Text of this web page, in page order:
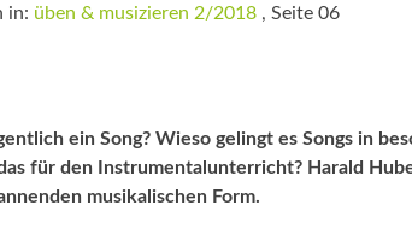
in: üben & musizieren 2/2018 , Seite 06
ein Song? Wieso gelingt es Songs in
für den Instrumental­unterricht? Harald
musikalischen Form.